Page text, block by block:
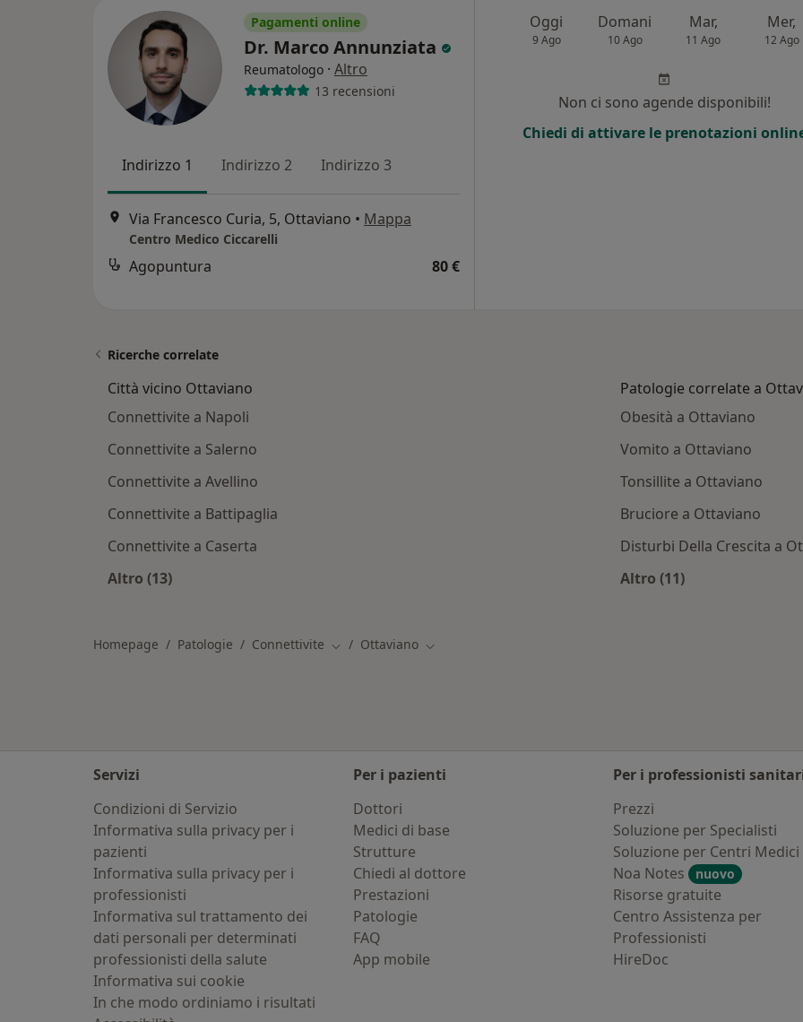
Pagamenti online
Dr. Marco Annunziata
Reumatologo · Altro
13 recensioni
Indirizzo 1 Indirizzo 2 Indirizzo 3
Via Francesco Curia, 5, Ottaviano • Mappa
Centro Medico Ciccarelli
Agopuntura 80 €
Oggi
9 Ago
Domani
10 Ago
Mar,
11 Ago
Mer,
12 Ago
Non ci sono agende disponibili!
Chiedi di attivare le prenotazioni
Ricerche correlate
Città vicino Ottaviano
Connettivite a Napoli
Connettivite a Salerno
Connettivite a Avellino
Connettivite a Battipaglia
Connettivite a Caserta
Altro (13)
Patologie correlate a
Obesità a Ottaviano
Vomito a Ottaviano
Tonsillite a Ottaviano
Bruciore a Ottaviano
Disturbi Della Crescita a
Altro (11)
Homepage Patologie Connettivite Cambia città
Ottaviano Cambia città
Servizi
Condizioni di Servizio
Informativa sulla privacy per i
pazienti
Informativa sulla privacy per i
professionisti
Informativa sul trattamento dei
dati personali per determinati
professionisti della salute
Informativa sui cookie
In che modo ordiniamo i risultati
Per i pazienti
Dottori
Medici di base
Strutture
Chiedi al dottore
Prestazioni
Patologie
FAQ
App mobile
Per i professionisti
Prezzi
Soluzione per Specialisti
Soluzione per Centri Medici
Noa Notes
nuovo
Risorse gratuite
Centro Assistenza per
Professionisti
HireDoc